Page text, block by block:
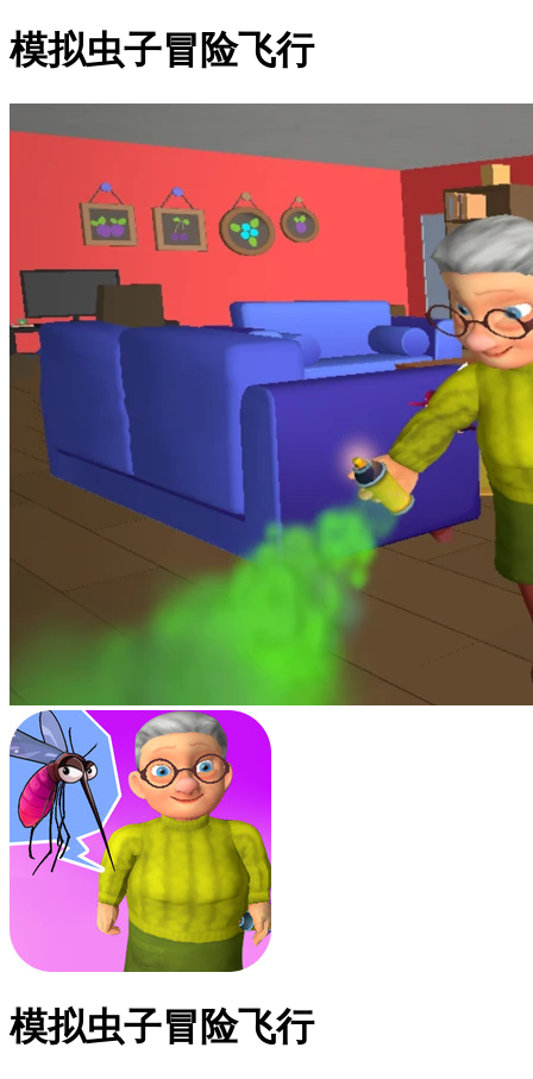
模拟虫子冒险飞行
模拟虫子冒险飞行